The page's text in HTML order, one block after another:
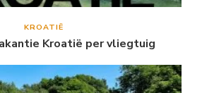
KROATIË
Kroatië per vliegtuig